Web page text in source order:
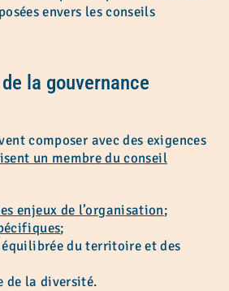
envers les conseils
la gouvernance
composer avec des exigences
un membre du conseil
enjeux de l’organisation;
;
du territoire et des
de la diversité.